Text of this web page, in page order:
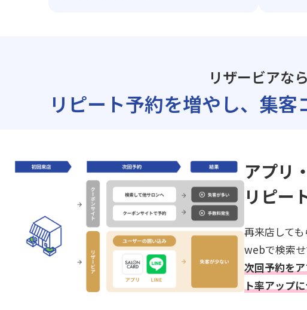
リザービアなら
リピート予約を増やし、 集客
アプリ
リピー
再来店して
webで検索せ
次回予約を
ト率アップ